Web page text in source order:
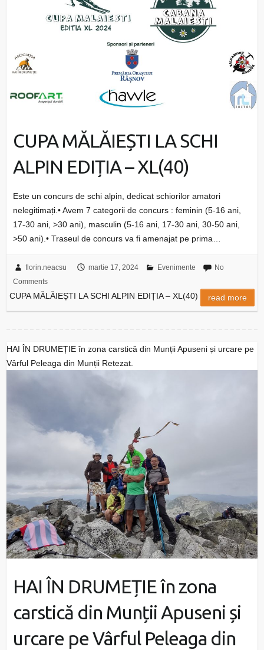
CUPA MĂLĂIEȘTI LA SCHI
ALPIN EDIȚIA – XL(40)
Este un concurs de schi alpin, dedicat schiorilor amatori
nelegitimați.• Avem 7 categorii de concurs : feminin (5-16 ani,
17-30 ani, >30 ani), masculin (5-16 ani, 17-30 ani, 30-50 ani,
>50 ani).• Traseul de concurs va fi amenajat pe prima…
florin.neacsu martie 17, 2024 Evenimente
No
Comments
CUPA MĂLĂIEȘTI LA SCHI ALPIN EDIȚIA – XL(40) read more
HAI ÎN DRUMEȚIE în zona carstică din Munții Apuseni și urcare pe
Vârful Peleaga din Munții Retezat.
HAI ÎN DRUMEȚIE în zona
carstică din Munții Apuseni și
urcare pe Vârful Peleaga din